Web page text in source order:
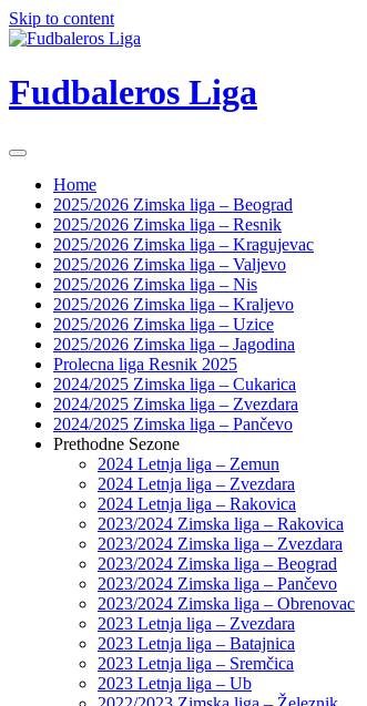
Skip to content
Fudbaleros Liga
Home
2025/2026 Zimska liga – Beograd
2025/2026 Zimska liga – Resnik
2025/2026 Zimska liga – Kragujevac
2025/2026 Zimska liga – Valjevo
2025/2026 Zimska liga – Nis
2025/2026 Zimska liga – Kraljevo
2025/2026 Zimska liga – Uzice
2025/2026 Zimska liga – Jagodina
Prolecna liga Resnik 2025
2024/2025 Zimska liga – Cukarica
2024/2025 Zimska liga – Zvezdara
2024/2025 Zimska liga – Pančevo
Prethodne Sezone
2024 Letnja liga – Zemun
2024 Letnja liga – Zvezdara
2024 Letnja liga – Rakovica
2023/2024 Zimska liga – Rakovica
2023/2024 Zimska liga – Zvezdara
2023/2024 Zimska liga – Beograd
2023/2024 Zimska liga – Pančevo
2023/2024 Zimska liga – Obrenovac
2023 Letnja liga – Zvezdara
2023 Letnja liga – Batajnica
2023 Letnja liga – Sremčica
2023 Letnja liga – Ub